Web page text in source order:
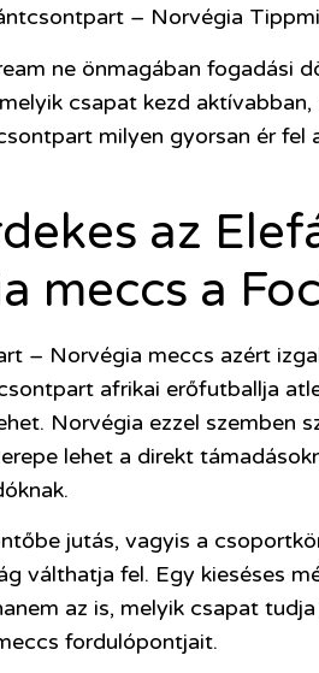
– Norvégia
ne önmagában fogadási
csapat kezd
milyen gyorsan ér fel
az
meccs a
– Norvégia meccs azért
afrikai erőfutballja
Norvégia ezzel szemben
lehet a direkt
jutás, vagyis a
válthatja fel. Egy kieséses
az is, melyik csapat
fordulópontjait.